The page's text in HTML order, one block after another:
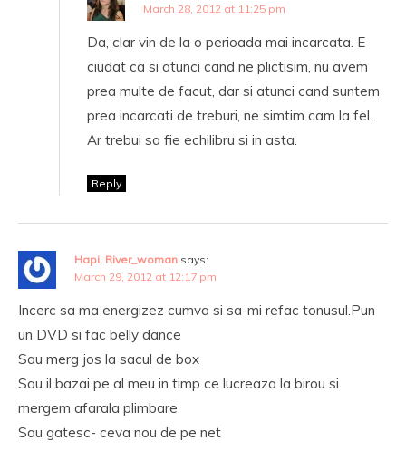
March 28, 2012 at 11:25 pm
Da, clar vin de la o perioada mai incarcata. E
ciudat ca si atunci cand ne plictisim, nu avem
prea multe de facut, dar si atunci cand suntem
prea incarcati de treburi, ne simtim cam la fel.
Ar trebui sa fie echilibru si in asta.
Reply
Hapi. River_woman says:
March 29, 2012 at 12:17 pm
Incerc sa ma energizez cumva si sa-mi refac tonusul.Pun
un DVD si fac belly dance
Sau merg jos la sacul de box
Sau il bazai pe al meu in timp ce lucreaza la birou si
mergem afarala plimbare
Sau gatesc- ceva nou de pe net